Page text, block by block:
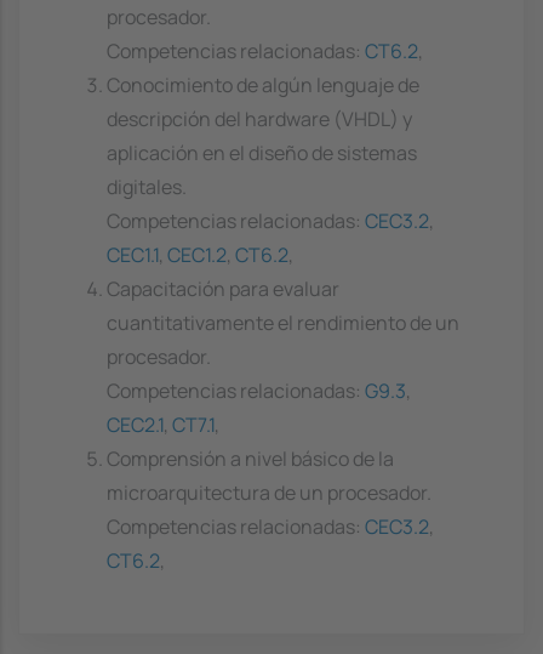
procesador.
Competencias relacionadas: CT6.2,
Conocimiento de algún lenguaje de
descripción del hardware (VHDL) y
aplicación en el diseño de sistemas
digitales.
Competencias relacionadas: CEC3.2,
CEC1.1, CEC1.2, CT6.2,
Capacitación para evaluar
cuantitativamente el rendimiento de un
procesador.
Competencias relacionadas: G9.3,
CEC2.1, CT7.1,
Comprensión a nivel básico de la
microarquitectura de un procesador.
Competencias relacionadas: CEC3.2,
CT6.2,